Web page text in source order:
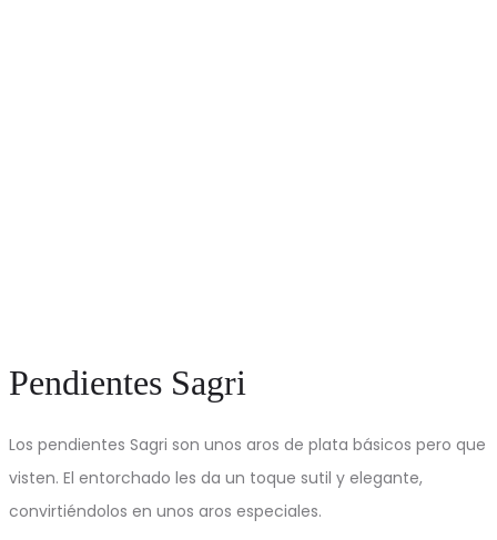
Pendientes Sagri
Los pendientes Sagri son unos aros de plata básicos pero que
visten. El entorchado les da un toque sutil y elegante,
convirtiéndolos en unos aros especiales.